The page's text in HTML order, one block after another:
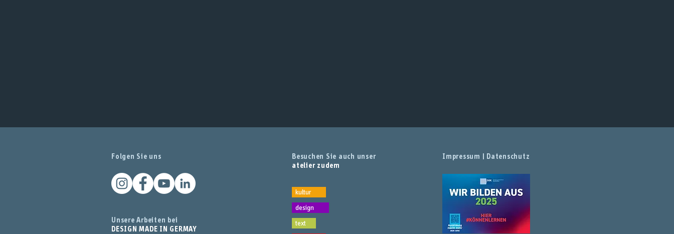
Folgen Sie uns
Unsere Arbeiten bei
DESIGN MADE IN GERMAY
Besuchen Sie auch unser
atelier zudem
kultur
design
text
Impressum | Datenschutz